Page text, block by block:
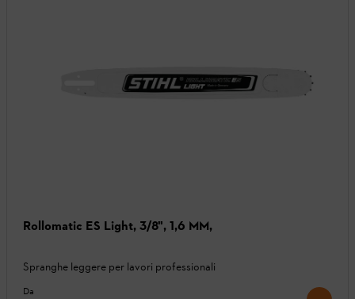
Rollomatic ES Light, 3/8", 1,6 MM,
Spranghe leggere per lavori professionali
Da